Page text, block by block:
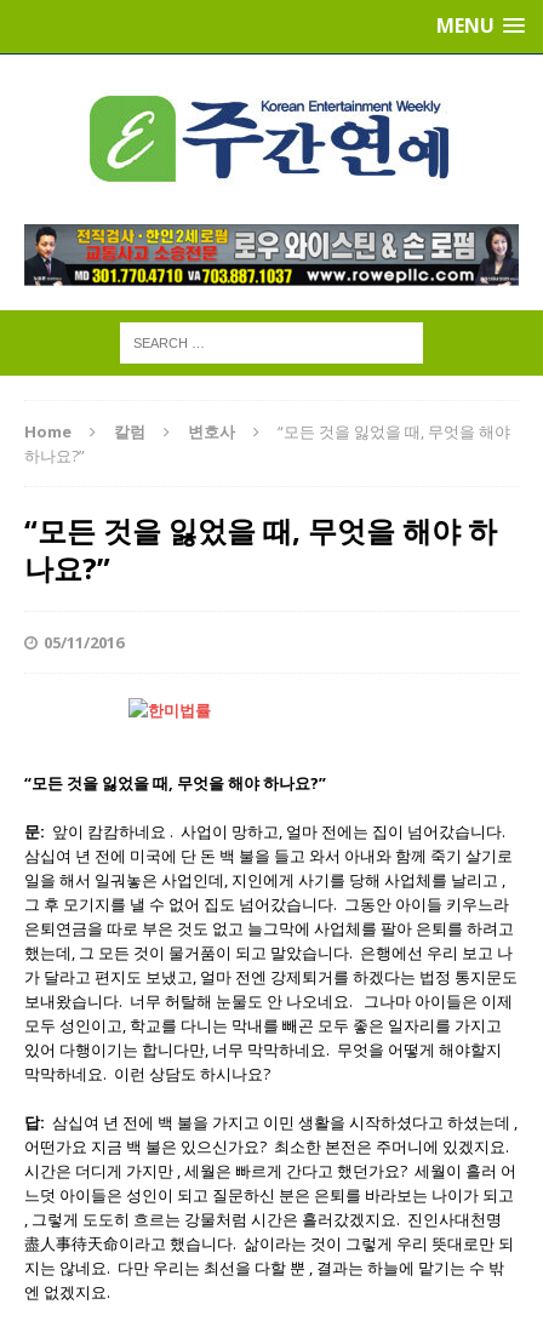
MENU
Home 칼럼 변호사
“모든 것을 잃었을 때, 무엇을 해야
하나요?”
“모든 것을 잃었을 때, 무엇을 해야 하
나요?”
05/11/2016
“모든 것을 잃었을때, 무엇을해야하나요?”
문: 앞이 캄캄하네요 . 사업이 망하고, 얼마 전에는 집이 넘어갔습니다.
삼십여 년 전에 미국에 단 돈 백 불을 들고 와서 아내와 함께 죽기 살기로
일을 해서 일궈놓은 사업인데, 지인에게 사기를 당해 사업체를 날리고 ,
그 후 모기지를 낼 수 없어 집도 넘어갔습니다. 그동안 아이들 키우느라
은퇴연금을 따로 부은 것도 없고 늘그막에 사업체를 팔아 은퇴를 하려고
했는데, 그 모든 것이 물거품이 되고 말았습니다. 은행에선 우리 보고 나
가 달라고 편지도 보냈고, 얼마 전엔 강제퇴거를 하겠다는 법정 통지문도
보내왔습니다. 너무 허탈해 눈물도 안 나오네요. 그나마 아이들은 이제
모두 성인이고, 학교를 다니는 막내를 빼곤 모두 좋은 일자리를 가지고
있어 다행이기는 합니다만, 너무 막막하네요. 무엇을 어떻게 해야할지
막막하네요. 이런 상담도 하시나요?
답: 삼십여 년 전에 백 불을 가지고 이민 생활을 시작하셨다고 하셨는데 ,
어떤가요 지금 백 불은 있으신가요? 최소한 본전은 주머니에 있겠지요.
시간은 더디게 가지만 , 세월은 빠르게 간다고 했던가요? 세월이 흘러 어
느덧 아이들은 성인이 되고 질문하신 분은 은퇴를 바라보는 나이가 되고
, 그렇게 도도히 흐르는 강물처럼 시간은 흘러갔겠지요. 진인사대천명
盡人事待天命이라고 했습니다. 삶이라는 것이 그렇게 우리 뜻대로만 되
지는 않네요. 다만 우리는 최선을 다할 뿐 , 결과는 하늘에 맡기는 수 밖
엔 없겠지요.